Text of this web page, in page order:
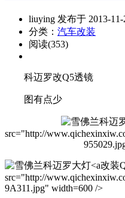
liuying 发布于 2013-11-
分类： 汽车改装
阅读(353)
科迈罗改Q5透镜
图有点少
src="http://
改装
src="http://
9A311.jpg" width=600 />